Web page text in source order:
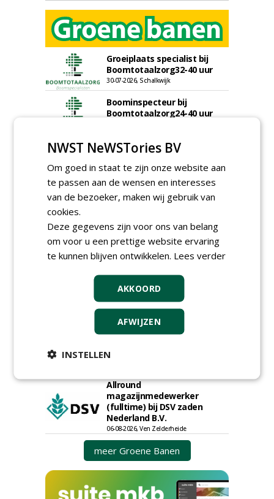
Groeiplaats specialist bij
Boomtotaalzorg32-40 uur
30-07-2026, Schalkwijk
Boominspecteur bij
Boomtotaalzorg24-40 uur
Projectleider (HBO - 40 uur)
bij Weijtmans
22-07-2026, Udenhout
Rayon- account manager
Nederland; regio Noord &
18-06-2026, Noord & regio Zuid
Boomrooier / boomverzorger
ETW bij Weijtmans
04-05-2026
Proefveldmedewerker/
Chauffeur
landbouwmachines bij DSV
zaden Nederland B.V.
06-08-2026, Ven-Zelderheide
DSV zaden Nederland B.V.
Allround
magazijnmedewerker
(fulltime) bij DSV zaden
Nederland B.V.
06-08-2026, Ven Zelderheide
meer Groene Banen
NWST NeWSTories BV
Om goed in staat te zijn onze website aan
te passen aan de wensen en interesses
van de bezoeker, maken wij gebruik van
cookies.
Deze gegevens zijn voor ons van belang
om voor u een prettige website ervaring
te kunnen blijven ontwikkelen. Lees verder
AKKOORD
AFWIJZEN
INSTELLEN